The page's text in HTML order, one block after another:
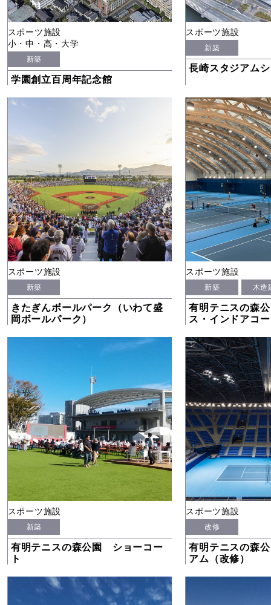
スポーツ施設
小・中・高・大学
新築
学園創立百周年記念館
スポーツ施設
新築
長崎スタジアム
スポーツ施設
新築
きたぎんボールパーク（いわて盛
岡ボールパーク）
スポーツ施設
新築 木造
有明テニスの森
ス・インドアコ
スポーツ施設
新築
有明テニスの森公園 ショーコー
ト
スポーツ施設
改修
有明テニスの森
アム（改修）